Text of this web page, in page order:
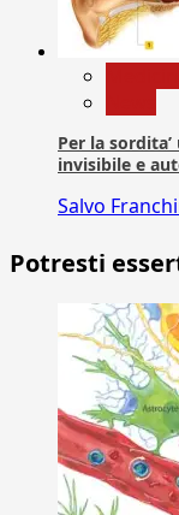
Per la
invisibile e
Salvo
Potresti